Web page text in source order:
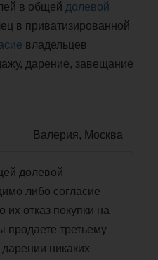
в общей долевой
в приватизированной
владельцев
дарение, завещание
Валерия, Москва
долевой
либо согласие
их отказ покупки на
продаете третьему
никаких